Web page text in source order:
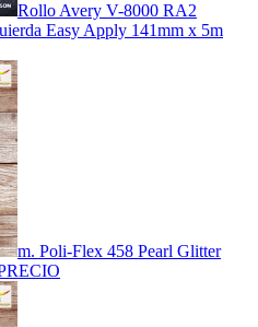
Rollo Avery V-8000 RA2
Easy Apply 141mm x 5m
m. Poli-Flex 458 Pearl Glitter